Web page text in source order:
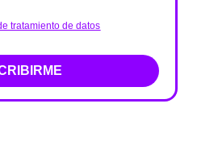
tratamiento de datos